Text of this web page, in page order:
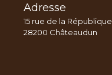
Adresse
15 rue de la République
28200 Châteaudun